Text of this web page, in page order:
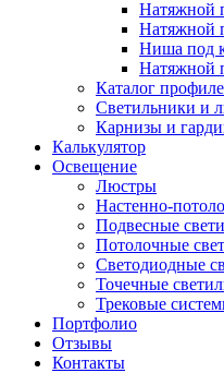
Натяжной
Натяжной
Ниша под
Натяжной
Каталог
Светильники и
Карнизы и
Калькулятор
Освещение
Люстры
Настенно-
Подвесные
Потолочные
Светодиодные
Точечные
Трековые
Портфолио
Отзывы
Контакты